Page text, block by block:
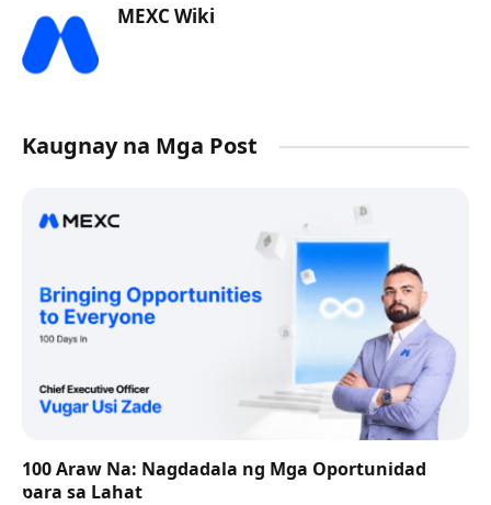
MEXC Wiki
Kaugnay na Mga Post
100 Araw Na: Nagdadala ng Mga Oportunidad
para sa Lahat